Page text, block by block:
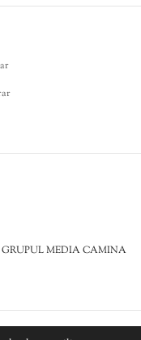
GRUPUL MEDIA CAMINA